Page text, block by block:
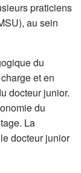
praticiens
au sein
du
et en
docteur junior.
du
La
docteur junior